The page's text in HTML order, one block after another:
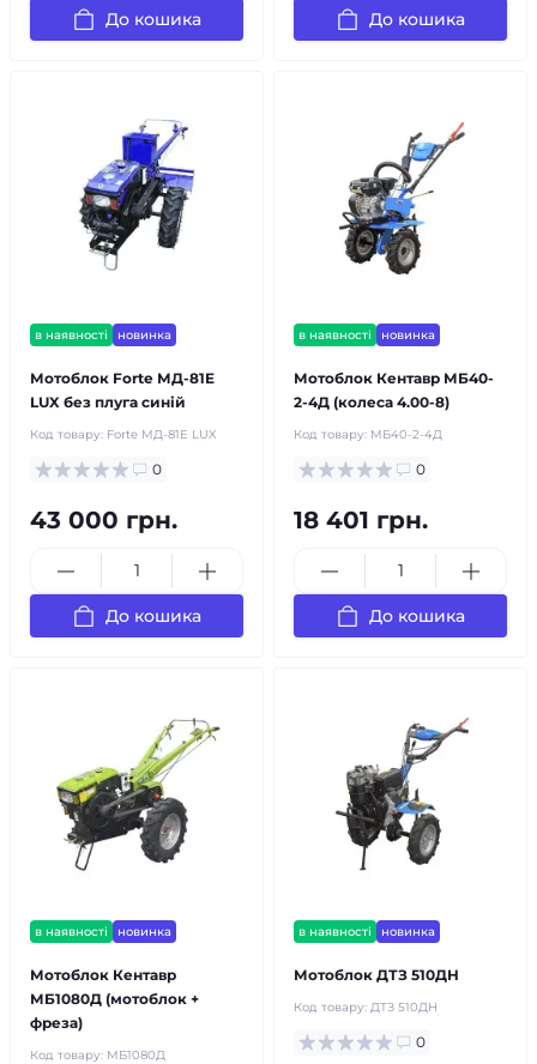
До кошика До кошика
в наявності новинка
Мотоблок Forte МД-81E
LUX без плуга синій
Код товару: Forte МД-81E LUX
0
43 000 грн.
До кошика
в наявності новинка
Мотоблок Кентавр МБ40-
2-4Д (колеса 4.00-8)
Код товару: МБ40-2-4Д
0
18 401 грн.
До кошика
в наявності новинка
Мотоблок Кентавр
МБ1080Д (мотоблок +
фреза)
Код товару: МБ1080Д
в наявності новинка
Мотоблок ДТЗ 510ДН
Код товару: ДТЗ 510ДН
0